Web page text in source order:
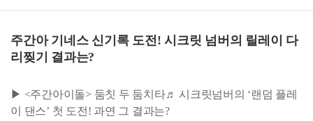
주간아 기네스 신기록 도전! 시크릿 넘버의 릴레이 다
리찢기 결과는?
▶ <주간아이돌> 둠칫 두 둠치타♬ 시크릿넘버의 ‘랜덤 플레
이 댄스’ 첫 도전! 과연 그 결과는?